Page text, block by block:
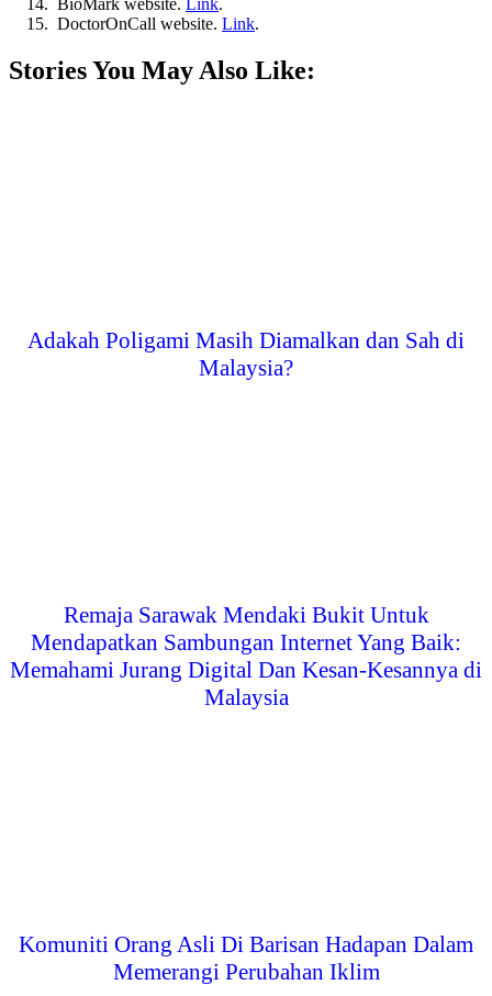
BioMark website. Link.
DoctorOnCall website. Link.
Stories You May Also Like:
Adakah Poligami Masih Diamalkan dan Sah di
Malaysia?
Remaja Sarawak Mendaki Bukit Untuk
Mendapatkan Sambungan Internet Yang Baik:
Memahami Jurang Digital Dan Kesan-Kesannya di
Malaysia
Komuniti Orang Asli Di Barisan Hadapan Dalam
Memerangi Perubahan Iklim